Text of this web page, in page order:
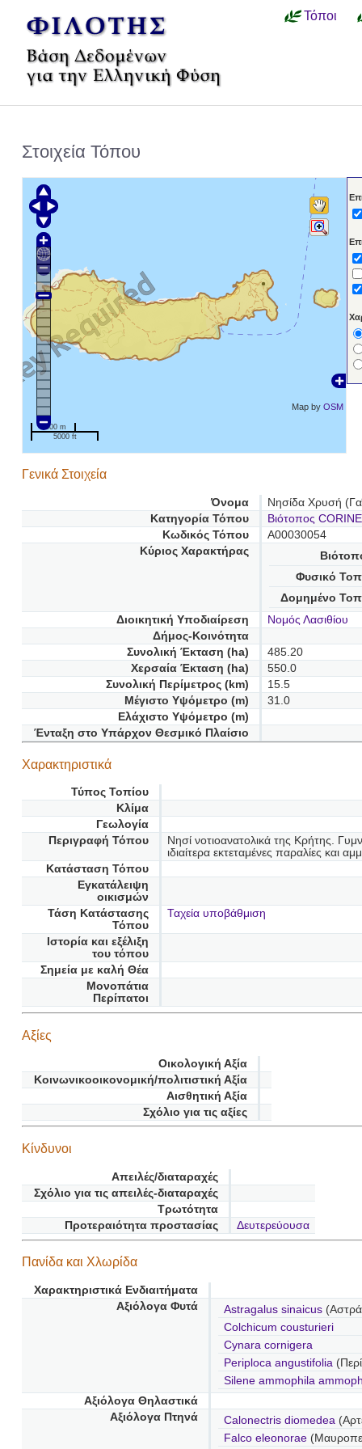
Τόποι
Στοιχεία Τόπου
Map byOSM
1000 m
5000 ft
Γενικά Στοιχεία
Όνομα
Νησίδα Χρυσή
Κατηγορία Τόπου
Βιότοπος CORINE
Κωδικός Τόπου
A00030054
Κύριος Χαρακτήρας
Φυσικό
Δομημένο
Διοικητική Υποδιαίρεση
Νομός Λασιθίου
Δήμος-Κοινότητα
Συνολική Έκταση (ha)
485.20
Χερσαία Έκταση (ha)
550.0
Συνολική Περίμετρος (km)
15.5
Μέγιστο Υψόμετρο (m)
31.0
Ελάχιστο Υψόμετρο (m)
Ένταξη στο Υπάρχον Θεσμικό Πλαίσιο
Χαρακτηριστικά
Τύπος Τοπίου
Κλίμα
Γεωλογία
Περιγραφή Τόπου
Νησί νοτιοανατολικά της Κρήτης.
ιδιαίτερα εκτεταμένες παραλίες και
Κατάσταση Τόπου
Εγκατάλειψη
οικισμών
Τάση Κατάστασης
Τόπου
Ταχεία υποβάθμιση
Ιστορία και εξέλιξη
του τόπου
Σημεία με καλή Θέα
Μονοπάτια
Περίπατοι
Αξίες
Οικολογική Αξία
Κοινωνικοοικονομική/πολιτιστική Αξία
Αισθητική Αξία
Σχόλιο για τις αξίες
Κίνδυνοι
Απειλές/διαταραχές
Σχόλιο για τις απειλές-διαταραχές
Τρωτότητα
Προτεραιότητα προστασίας
Δευτερεύουσα
Πανίδα και Χλωρίδα
Χαρακτηριστικά Ενδιαιτήματα
Αξιόλογα Φυτά
Astragalus sinaicus
Colchicum cousturieri
Cynara cornigera
Periploca angustifolia
Silene ammophila
Αξιόλογα Θηλαστικά
Αξιόλογα Πτηνά
Calonectris diomedea
Falco eleonorae